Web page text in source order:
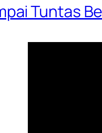
Tuntas